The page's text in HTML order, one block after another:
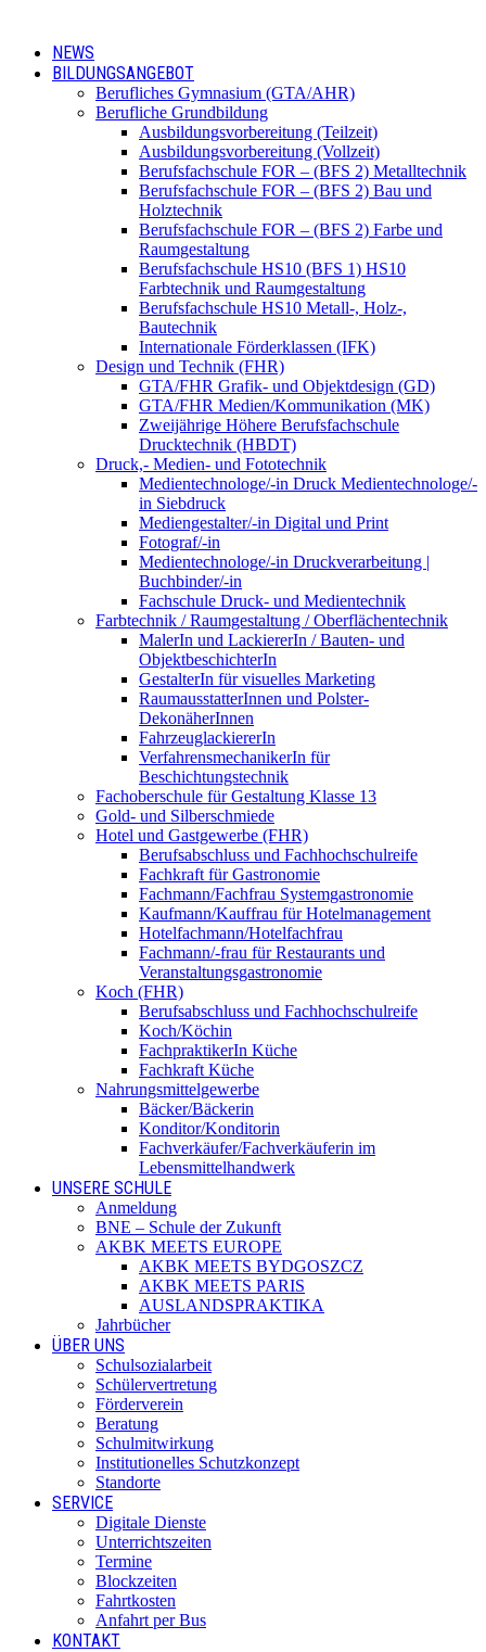
NEWS
BILDUNGSANGEBOT
Berufliches Gymnasium (GTA/AHR)
Berufliche Grundbildung
Ausbildungsvorbereitung (Teilzeit)
Ausbildungsvorbereitung (Vollzeit)
Berufsfachschule FOR – (BFS 2) Metalltechnik
Berufsfachschule FOR – (BFS 2) Bau und
Holztechnik
Berufsfachschule FOR – (BFS 2) Farbe und
Raumgestaltung
Berufsfachschule HS10 (BFS 1) HS10
Farbtechnik und Raumgestaltung
Berufsfachschule HS10 Metall-, Holz-,
Bautechnik
Internationale Förderklassen (IFK)
Design und Technik (FHR)
GTA/FHR Grafik- und Objektdesign (GD)
GTA/FHR Medien/Kommunikation (MK)
Zweijährige Höhere Berufsfachschule
Drucktechnik (HBDT)
Druck,- Medien- und Fototechnik
Medientechnologe/-in Druck Medientechnologe/-
in Siebdruck
Mediengestalter/-in Digital und Print
Fotograf/-in
Medientechnologe/-in Druckverarbeitung |
Buchbinder/-in
Fachschule Druck- und Medientechnik
Farbtechnik / Raumgestaltung / Oberflächentechnik
MalerIn und LackiererIn / Bauten- und
ObjektbeschichterIn
GestalterIn für visuelles Marketing
RaumausstatterInnen und Polster-
DekonäherInnen
FahrzeuglackiererIn
VerfahrensmechanikerIn für
Beschichtungstechnik
Fachoberschule für Gestaltung Klasse 13
Gold- und Silberschmiede
Hotel und Gastgewerbe (FHR)
Berufsabschluss und Fachhochschulreife
Fachkraft für Gastronomie
Fachmann/Fachfrau Systemgastronomie
Kaufmann/Kauffrau für Hotelmanagement
Hotelfachmann/Hotelfachfrau
Fachmann/-frau für Restaurants und
Veranstaltungsgastronomie
Koch (FHR)
Berufsabschluss und Fachhochschulreife
Koch/Köchin
FachpraktikerIn Küche
Fachkraft Küche
Nahrungsmittelgewerbe
Bäcker/Bäckerin
Konditor/Konditorin
Fachverkäufer/Fachverkäuferin im
Lebensmittelhandwerk
UNSERE SCHULE
Anmeldung
BNE – Schule der Zukunft
AKBK MEETS EUROPE
AKBK MEETS BYDGOSZCZ
AKBK MEETS PARIS
AUSLANDSPRAKTIKA
Jahrbücher
ÜBER UNS
Schulsozialarbeit
Schülervertretung
Förderverein
Beratung
Schulmitwirkung
Institutionelles Schutzkonzept
Standorte
SERVICE
Digitale Dienste
Unterrichtszeiten
Termine
Blockzeiten
Fahrtkosten
Anfahrt per Bus
KONTAKT